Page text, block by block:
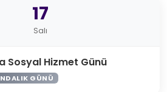
17
Salı
Sosyal Hizmet Günü
GÜNÜ